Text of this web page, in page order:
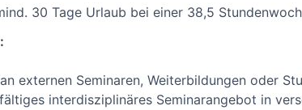
30 Tage Urlaub bei einer 38,5
externen Seminaren, Weiterbildungen oder
interdisziplinäres Seminarangebot in